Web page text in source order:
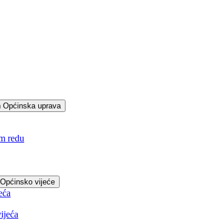
Općinska uprava
redu
vijeće